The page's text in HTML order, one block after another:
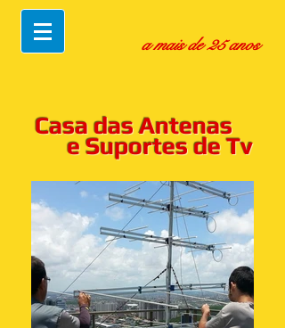
a mais de 25 anos
Casa das Antenas
e Suportes de Tv